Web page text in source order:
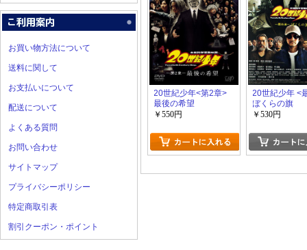
お買い物方法について
送料に関して
お支払いについて
配送について
よくある質問
お問い合わせ
サイトマップ
プライバシーポリシー
特定商取引表
割引クーポン・ポイント
20世紀少年<第2章>
最後の希望
￥550円
20世紀少年 <
ぼくらの旗
￥530円